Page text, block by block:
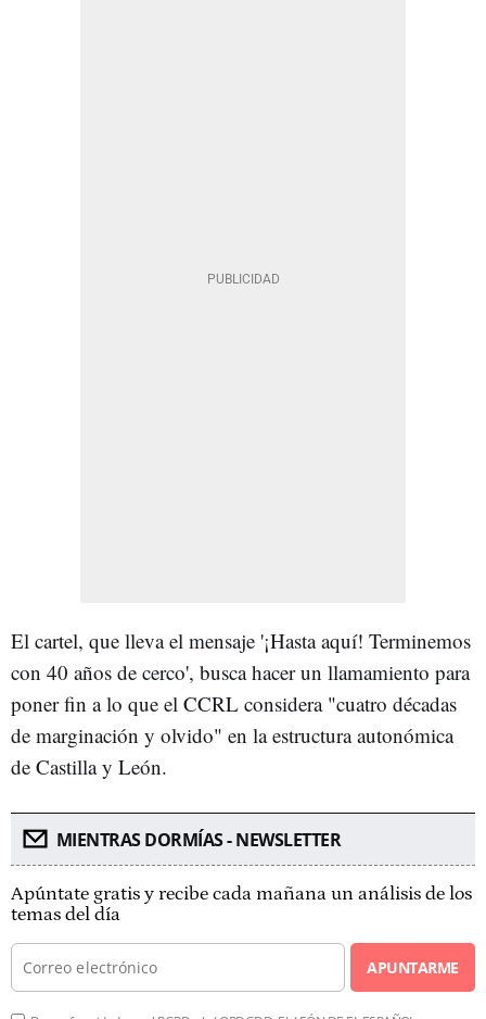
El cartel, que lleva el mensaje '¡Hasta aquí! Terminemos
con 40 años de cerco', busca hacer un llamamiento para
poner fin a lo que el CCRL considera "cuatro décadas
de marginación y olvido" en la estructura autonómica
de Castilla y León.
MIENTRAS DORMÍAS - NEWSLETTER
Apúntate gratis y recibe cada mañana un análisis de los
temas del día
APUNTARME